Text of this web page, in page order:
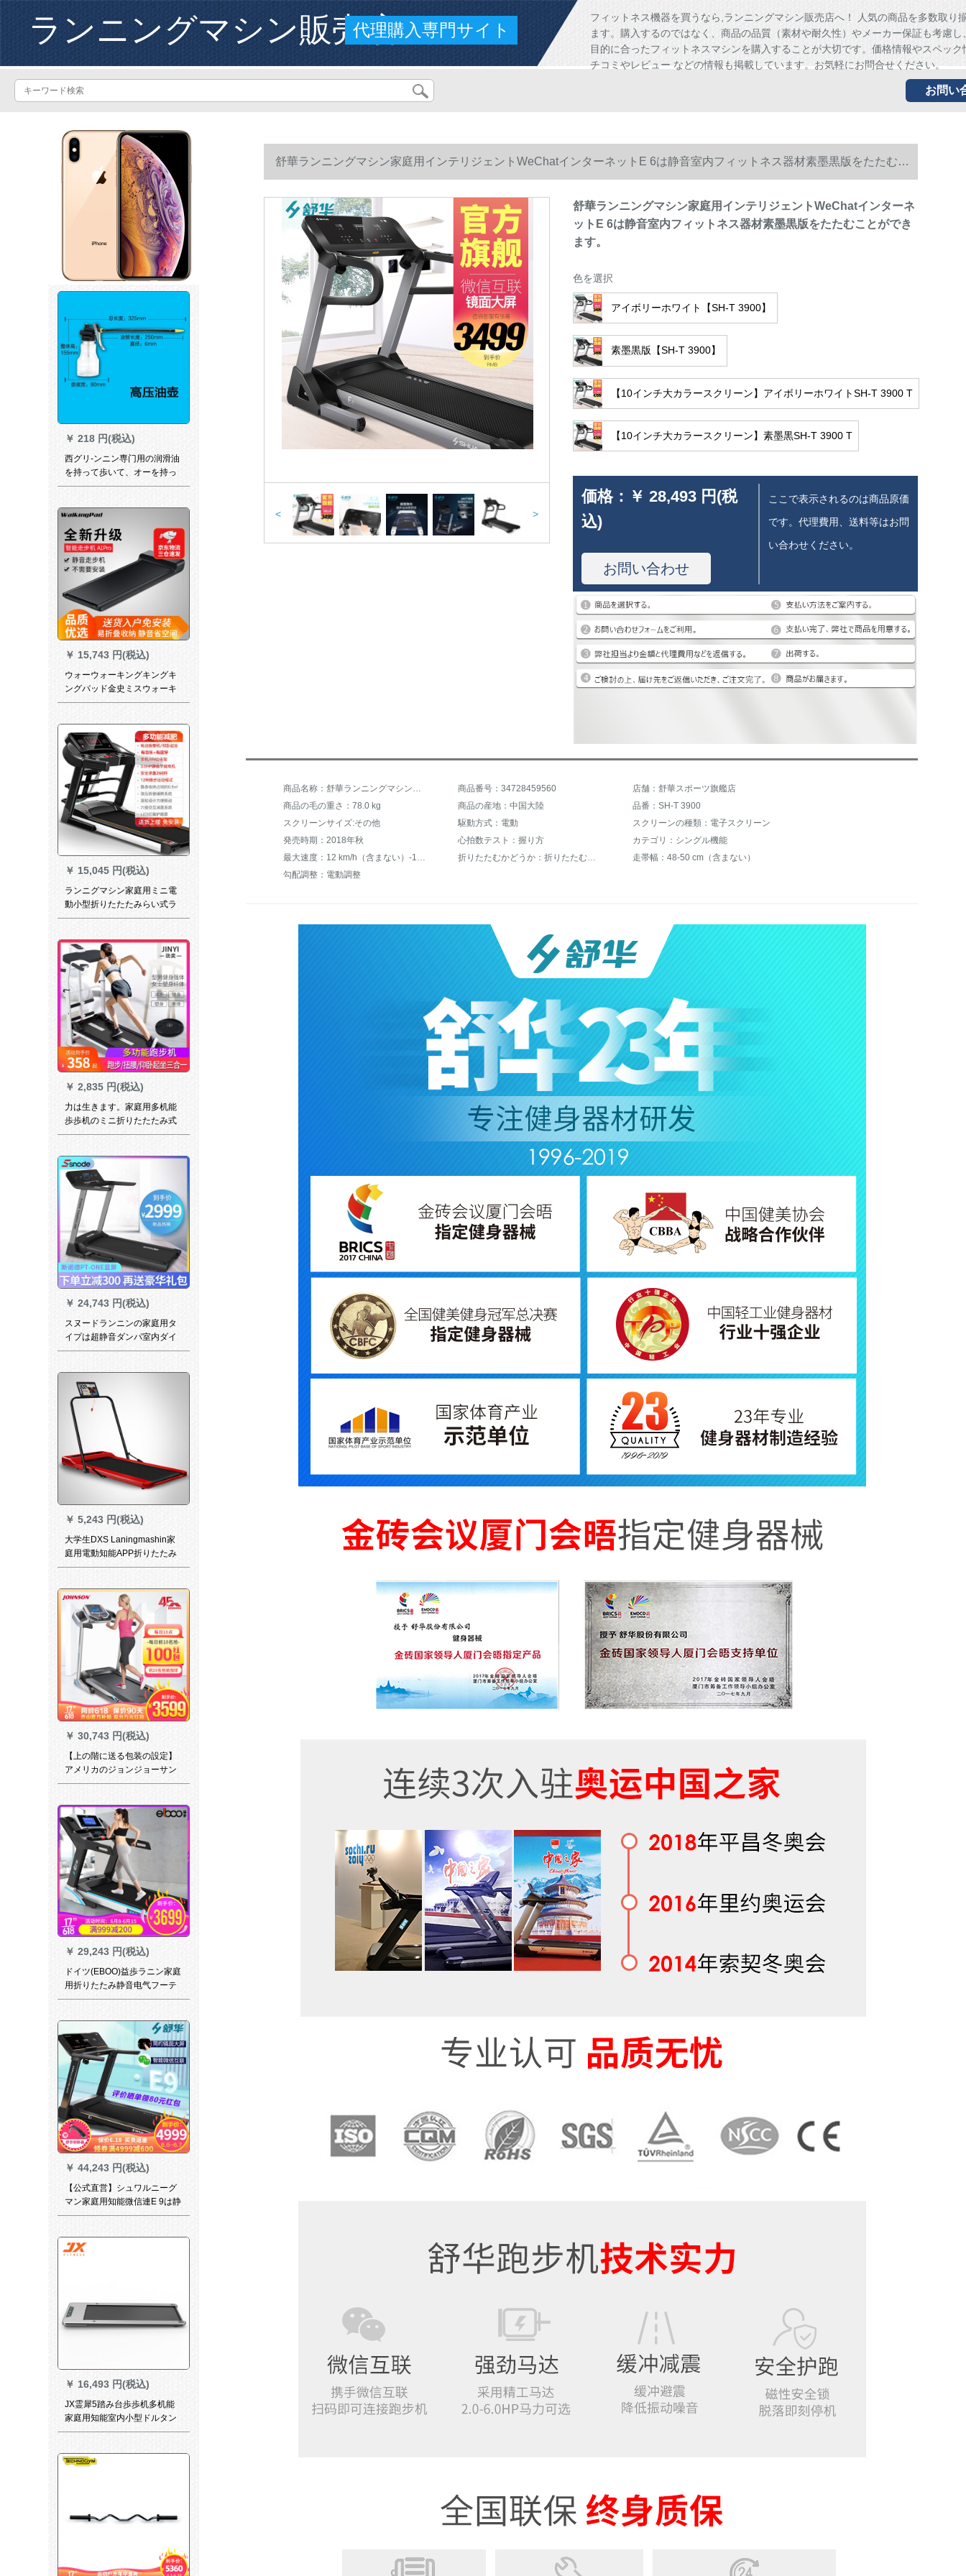
ランニングマシン販売店代理購入専門サイト
フィットネス機器を買うなら,ランニングマシン販売店へ！ 人気の商品を多数取り
ます。購入するのではなく、商品の品質（素材や耐久性）やメーカー保証も考慮し
目的に合ったフィットネスマシンを購入することが大切です。価格情報やスペック
チコミやレビュー などの情報も掲載しています。お気軽にお問合せください。
お問い
￥ 218 円(税込)
西グリ-ンニン専门用の润滑油
を持って歩いて、オーを持っ
て歩くシリコプロ用のオーイ
￥ 15,743 円(税込)
ウォーウォーキングキングキ
ングパッド金史ミスウォーキ
ングとは、家庭用静音可折フ
￥ 15,045 円(税込)
ランニグマシン家庭用ミニ電
動小型折りたたたみらい式ラ
ンニングン家庭用室内歩き米
庭式生態三世代
￥ 2,835 円(税込)
力は生きます。家庭用多机能
歩歩机のミニ折りたたたみ式
静音フジットネ器材の小型简
【黒豪华モデ】スライダーペ
ダリル+アルト+ベルト+冲縄
张り
￥ 24,743 円(税込)
スヌードランニンの家庭用タ
イプは超静音ダンパ室内ダイ
イエットの小型折りたたたた
￥ 5,243 円(税込)
大学生DXS Laningmashin家
庭用電動知能APP折りたたみ
たみみ静音歩歩機小型ミニダ
黒/無APP/無音楽再生/手つき
つきつき
￥ 30,743 円(税込)
【上の階に送る包装の設定】
アメリカのジョンジョーサン
ラニン室内の家庭用リフネッ
器材T 75【喬山公式直営】
【家庭用ジップドレッドドー
ル】【電撃配送全国共同保
険】
￥ 29,243 円(税込)
ドイツ(EBOO)益歩ラニン家庭
用折りたたみ静音电气フーテ
ィーマシン标准バーンジップ
￥ 44,243 円(税込)
【公式直営】シュワルニーグ
マン家庭用知能微信連E 9は静
音室内のリフジット機材SH-
す。【舒華仰臥器+年間品質保
証を送ります。】
￥ 16,493 円(税込)
JX霊犀5踏み台歩歩机多机能
家庭用知能室内小型ドルタン
とモデルJX-DSi 5
舒華ランニングマシン家庭用インテリジェントWeChatインターネットE 6は静音室内フィットネス器材素墨黒版をたたむこ
とができます。
< >
舒華ランニングマシン家庭用インテリジェントWeChatインターネ
ットE 6は静音室内フィットネス器材素墨黒版をたたむことができ
ます。
色を選択
アイボリーホワイト【SH-T 3900】
素墨黒版【SH-T 3900】
【10インチ大カラースクリーン】アイボリーホワイトSH-T 3900 T
【10インチ大カラースクリーン】素墨黒SH-T 3900 T
価格： ￥ 28,493 円(税
込)
お問い合わせ
ここで表示されるのは商品原価
です。代理費用、送料等はお問
い合わせください。
商品名称：舒華ランニングマシン家庭用スマート・ウィーチャットE 6折り畳み式静音室内フィットネス機材素墨黒版【SH-T 3900】 商品番号：34728459560
店舗：舒華スポーツ旗艦店
商品の毛の重さ：78.0 kg
商品の産地：中国大陸
品番：SH-T 3900
スクリーンサイズ:その他
駆動方式：電動
スクリーンの種類：電子スクリーン
発売時期：2018年秋
心拍数テスト：握り方
カテゴリ：シングル機能
最大速度：12 km/h（含まない）-16 km/h（含む）
折りたたむかどうか：折りたたむことができます。
走帯幅：48-50 cm（含まない）
勾配調整：電動調整